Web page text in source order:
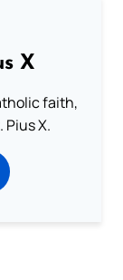
X
faith,
X.